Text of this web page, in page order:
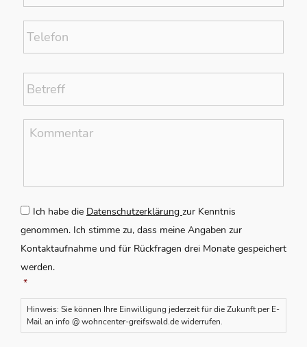
Telefon
Betreff *
Kommentar *
Zustimmung *
Ich habe die Datenschutzerklärung zur Kenntnis
genommen. Ich stimme zu, dass meine Angaben zur
Kontaktaufnahme und für Rückfragen drei Monate gespeichert
werden.
*
Hinweis: Sie können Ihre Einwilligung jederzeit für die Zukunft per E-
Mail an info @ wohncenter-greifswald.de widerrufen.